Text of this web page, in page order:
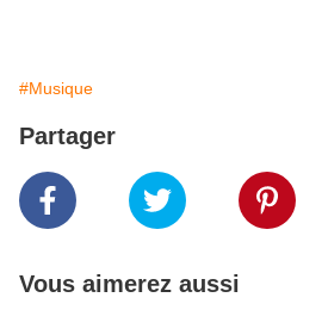
#Musique
Partager
Vous aimerez aussi